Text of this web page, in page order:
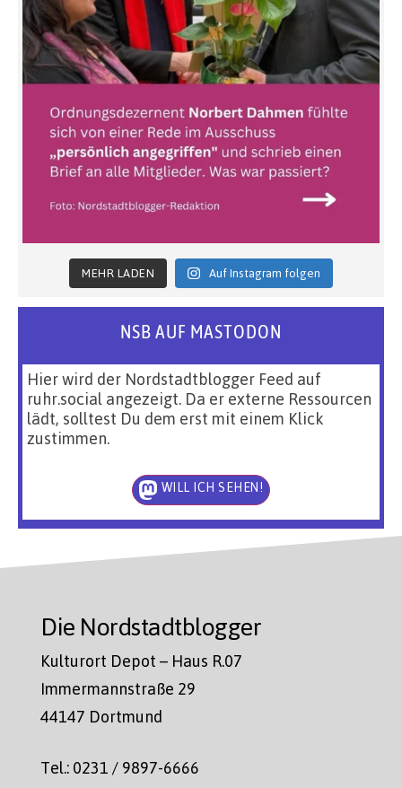
MEHR LADEN Auf Instagram folgen
NSB AUF MASTODON
Hier wird der Nordstadtblogger Feed auf
ruhr.social angezeigt. Da er externe Ressourcen
lädt, solltest Du dem erst mit einem Klick
zustimmen.
WILL ICH SEHEN!
Die Nordstadtblogger
Kulturort Depot – Haus R.07
Immermannstraße 29
44147 Dortmund
Tel.: 0231 / 9897-6666